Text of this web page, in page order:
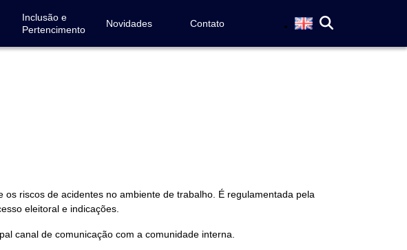
Inclusão e
Pertencimento
Novidades Contato
riscos de acidentes no ambiente de trabalho. É regulamentada pela
eleitoral e indicações.
canal de comunicação com a comunidade interna.